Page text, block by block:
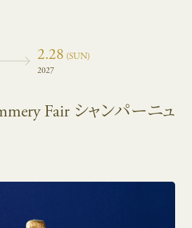
2.28 (SUN)
2027
Fair シャンパーニュ